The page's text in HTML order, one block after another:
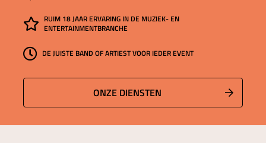
RUIM 18 JAAR ERVARING IN DE MUZIEK- EN
ENTERTAINMENTBRANCHE
DE JUISTE BAND OF ARTIEST VOOR IEDER EVENT
ONZE DIENSTEN